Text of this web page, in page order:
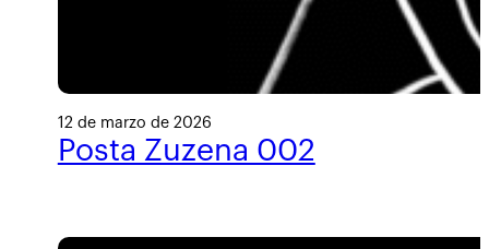
12 de marzo de 2026
Posta Zuzena 002